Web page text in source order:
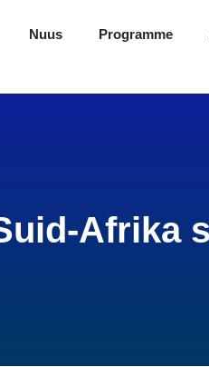
Nuus Programme
Afrika